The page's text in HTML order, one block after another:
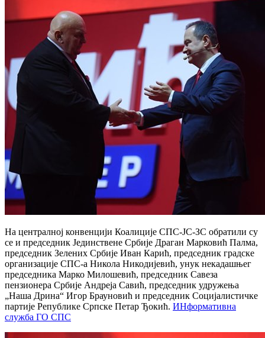
На централној конвенцији Коалиције СПС-ЈС-ЗС обратили су
се и председник Јединствене Србије Драган Марковић Палма,
председник Зелених Србије Иван Карић, председник градске
организације СПС-а Никола Никодијевић, унук некадашњег
председника Марко Милошевић, председник Савеза
пензионера Србије Андреја Савић, председник удружења
„Наша Дрина“ Игор Брауновић и председник Социјалистичке
партије Републике Српске Петар Ђокић. ИНформативна
служба ГО СПС